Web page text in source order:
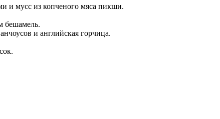
и мусс из копченого мяса пикши.
бешамель.
и английская горчица.